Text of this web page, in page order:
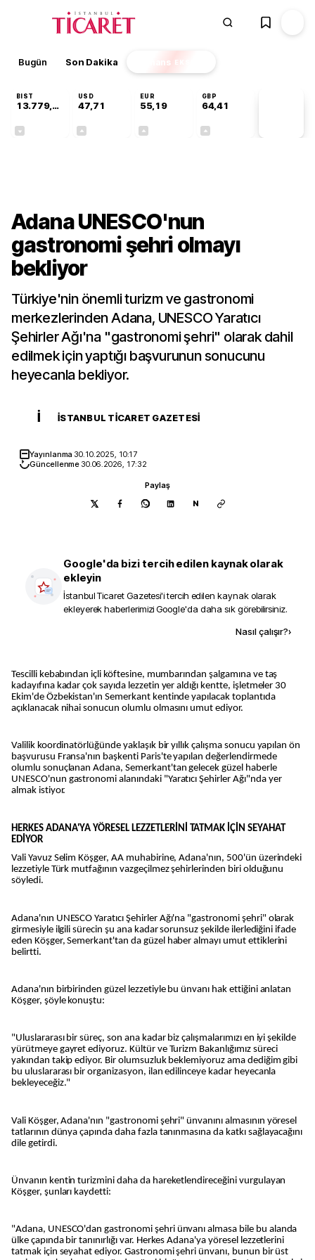
Bugün Son Dakika Finans EKSTRA
BIST
13.779,39
USD
47,71
EUR
55,19
GBP
64,41
Adana UNESCO'nun
gastronomi şehri olmayı
bekliyor
Türkiye'nin önemli turizm ve gastronomi
merkezlerinden Adana, UNESCO Yaratıcı
Şehirler Ağı'na "gastronomi şehri" olarak dahil
edilmek için yaptığı başvurunun sonucunu
heyecanla bekliyor.
İ İSTANBUL TICARET GAZETESI
Yayınlanma 30.10.2025, 10:17
Güncellenme 30.06.2026, 17:32
Paylaş
N
Google'da bizi tercih edilen kaynak olarak
ekleyin
İstanbul Ticaret Gazetesi'i tercih edilen kaynak olarak
ekleyerek haberlerimizi Google'da daha sık görebilirsiniz.
Nasıl çalışır?›
Tescilli kebabından içli köftesine, mumbarından şalgamına ve taş
kadayıfına kadar çok sayıda lezzetin yer aldığı kentte, işletmeler 30
Ekim'de Özbekistan'ın Semerkant kentinde yapılacak toplantıda
açıklanacak nihai sonucun olumlu olmasını umut ediyor.
Valilik koordinatörlüğünde yaklaşık bir yıllık çalışma sonucu yapılan ön
başvurusu Fransa'nın başkenti Paris'te yapılan değerlendirmede
olumlu sonuçlanan Adana, Semerkant'tan gelecek güzel haberle
UNESCO'nun gastronomi alanındaki "Yaratıcı Şehirler Ağı"nda yer
almak istiyor.
HERKES ADANA'YA YÖRESEL LEZZETLERİNİ TATMAK İÇİN SEYAHAT
EDİYOR
Vali Yavuz Selim Köşger, AA muhabirine, Adana'nın, 500'ün üzerindeki
lezzetiyle Türk mutfağının vazgeçilmez şehirlerinden biri olduğunu
söyledi.
Adana'nın UNESCO Yaratıcı Şehirler Ağı'na "gastronomi şehri" olarak
girmesiyle ilgili sürecin şu ana kadar sorunsuz şekilde ilerlediğini ifade
eden Köşger, Semerkant'tan da güzel haber almayı umut ettiklerini
belirtti.
Adana'nın birbirinden güzel lezzetiyle bu ünvanı hak ettiğini anlatan
Köşger, şöyle konuştu:
"Uluslararası bir süreç, son ana kadar biz çalışmalarımızı en iyi şekilde
yürütmeye gayret ediyoruz. Kültür ve Turizm Bakanlığımız süreci
yakından takip ediyor. Bir olumsuzluk beklemiyoruz ama dediğim gibi
bu uluslararası bir organizasyon, ilan edilinceye kadar heyecanla
bekleyeceğiz."
Vali Köşger, Adana'nın "gastronomi şehri" ünvanını almasının yöresel
tatlarının dünya çapında daha fazla tanınmasına da katkı sağlayacağını
dile getirdi.
Ünvanın kentin turizmini daha da hareketlendireceğini vurgulayan
Köşger, şunları kaydetti:
"Adana, UNESCO'dan gastronomi şehri ünvanı almasa bile bu alanda
ülke çapında bir tanınırlığı var. Herkes Adana'ya yöresel lezzetlerini
tatmak için seyahat ediyor. Gastronomi şehri ünvanı, bunun bir üst